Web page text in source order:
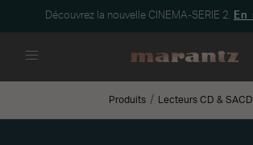
Découvrez la nouvelle CINEMA-SERIE 2. En
Produits Lecteurs CD & SACD